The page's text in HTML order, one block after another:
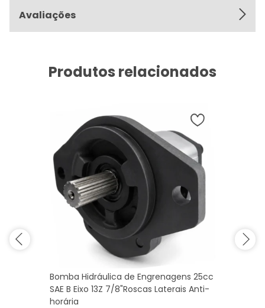
Avaliações
Produtos relacionados
Bomba Hidráulica de Engrenagens 25cc
SAE B Eixo 13Z 7/8"Roscas Laterais Anti-
horária